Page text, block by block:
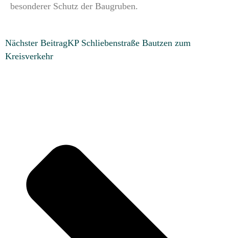
besonderer Schutz der Baugruben.
Nächster BeitragKP Schliebenstraße Bautzen zum
Kreisverkehr